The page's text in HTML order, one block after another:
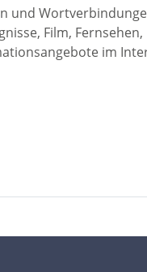
und
Film, Fernsehen,
im